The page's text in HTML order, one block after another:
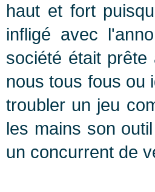
haut et fort
infligé avec
société était
nous tous fous ou
troubler un jeu
les mains son
un concurrent de